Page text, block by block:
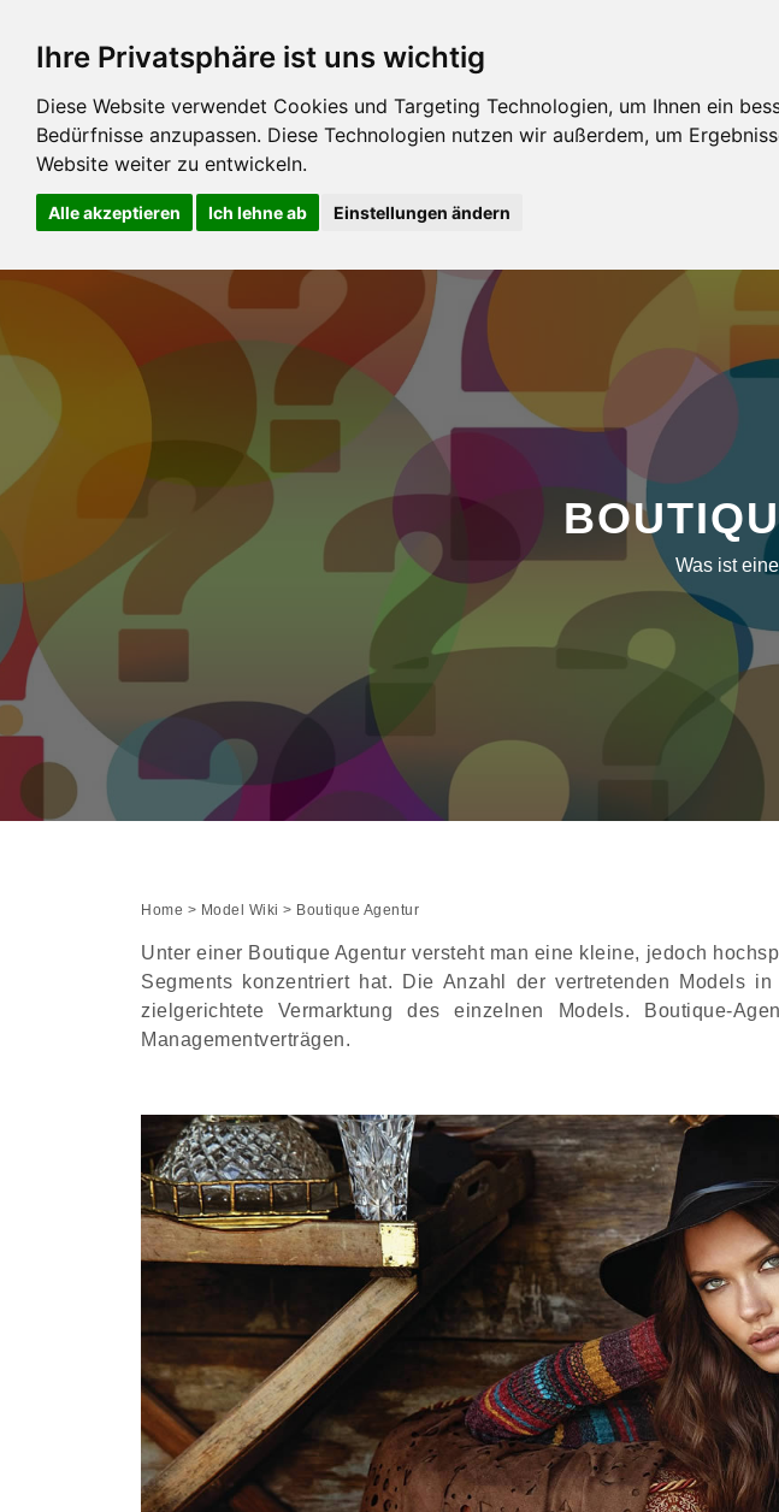
Ihre Privatsphäre ist uns wichtig
Diese Website verwendet Cookies und Targeting Technologien, um Ihnen ein
Bedürfnisse anzupassen. Diese Technologien nutzen wir außerdem, um
Website weiter zu entwickeln.
Alle akzeptieren Ich lehne ab Einstellungen ändern
Was ist
Home > Model Wiki > Boutique Agentur
Unter einer Boutique Agentur versteht man eine kleine, jedoch
Segments konzentriert hat. Die Anzahl der vertretenden Models
zielgerichtete Vermarktung des einzelnen Models. Boutique-
Managementverträgen.